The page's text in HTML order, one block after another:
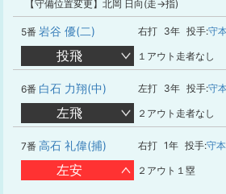
【守備位置変更】北岡 日向(走→指)
5番 岩谷 優(二) 右打 3年 投手:守
投飛 １アウト走者なし
6番 白石 力翔(中) 左打 3年 投手:守
左飛 ２アウト走者なし
7番 高石 礼偉(捕) 右打 1年 投手:守
左安 ２アウト１塁